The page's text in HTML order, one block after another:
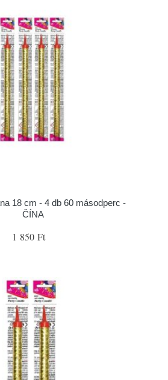
18 cm - 4 db 60 másodperc -
ČÍNA
1 850 Ft